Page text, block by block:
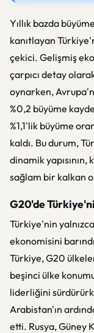
Yıllık bazda
kanıtlayan
çekici. Gelişmiş
çarpıcı detay
oynarken,
%0,2 büyüme
%1,1'lik büyüme
kaldı. Bu durum,
dinamik
sağlam bir kalkan
G20'de
Türkiye'nin
ekonomisini
Türkiye, G20
beşinci ülke
liderliğini
Arabistan'ın
etti. Rusya, Güney